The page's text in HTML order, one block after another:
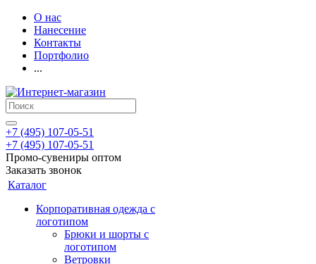
О нас
Нанесение
Контакты
Портфолио
...
+7 (495) 107-05-51
+7 (495) 107-05-51
Промо-сувениры оптом
Заказать звонок
Каталог
Корпоративная одежда с
логотипом
Брюки и шорты с
логотипом
Ветровки